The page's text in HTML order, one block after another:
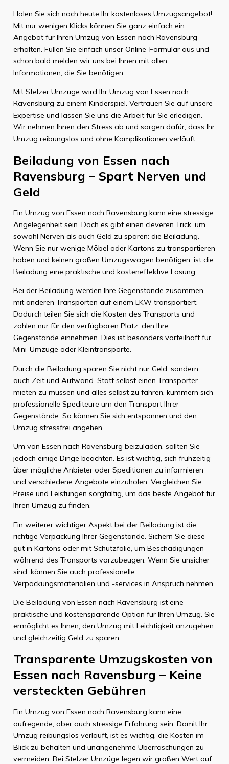
Holen Sie sich noch heute Ihr kostenloses Umzugsangebot!
Mit nur wenigen Klicks können Sie ganz einfach ein
Angebot für Ihren Umzug von Essen nach Ravensburg
erhalten. Füllen Sie einfach unser Online-Formular aus und
schon bald melden wir uns bei Ihnen mit allen
Informationen, die Sie benötigen.
Mit Stelzer Umzüge wird Ihr Umzug von Essen nach
Ravensburg zu einem Kinderspiel. Vertrauen Sie auf unsere
Expertise und lassen Sie uns die Arbeit für Sie erledigen.
Wir nehmen Ihnen den Stress ab und sorgen dafür, dass Ihr
Umzug reibungslos und ohne Komplikationen verläuft.
Beiladung von Essen nach
Ravensburg – Spart Nerven und
Geld
Ein Umzug von Essen nach Ravensburg kann eine stressige
Angelegenheit sein. Doch es gibt einen cleveren Trick, um
sowohl Nerven als auch Geld zu sparen: die Beiladung.
Wenn Sie nur wenige Möbel oder Kartons zu transportieren
haben und keinen großen Umzugswagen benötigen, ist die
Beiladung eine praktische und kosteneffektive Lösung.
Bei der Beiladung werden Ihre Gegenstände zusammen
mit anderen Transporten auf einem LKW transportiert.
Dadurch teilen Sie sich die Kosten des Transports und
zahlen nur für den verfügbaren Platz, den Ihre
Gegenstände einnehmen. Dies ist besonders vorteilhaft für
Mini-Umzüge oder Kleintransporte.
Durch die Beiladung sparen Sie nicht nur Geld, sondern
auch Zeit und Aufwand. Statt selbst einen Transporter
mieten zu müssen und alles selbst zu fahren, kümmern sich
professionelle Spediteure um den Transport Ihrer
Gegenstände. So können Sie sich entspannen und den
Umzug stressfrei angehen.
Um von Essen nach Ravensburg beizuladen, sollten Sie
jedoch einige Dinge beachten. Es ist wichtig, sich frühzeitig
über mögliche Anbieter oder Speditionen zu informieren
und verschiedene Angebote einzuholen. Vergleichen Sie
Preise und Leistungen sorgfältig, um das beste Angebot für
Ihren Umzug zu finden.
Ein weiterer wichtiger Aspekt bei der Beiladung ist die
richtige Verpackung Ihrer Gegenstände. Sichern Sie diese
gut in Kartons oder mit Schutzfolie, um Beschädigungen
während des Transports vorzubeugen. Wenn Sie unsicher
sind, können Sie auch professionelle
Verpackungsmaterialien und -services in Anspruch nehmen.
Die Beiladung von Essen nach Ravensburg ist eine
praktische und kostensparende Option für Ihren Umzug. Sie
ermöglicht es Ihnen, den Umzug mit Leichtigkeit anzugehen
und gleichzeitig Geld zu sparen.
Transparente Umzugskosten von
Essen nach Ravensburg – Keine
versteckten Gebühren
Ein Umzug von Essen nach Ravensburg kann eine
aufregende, aber auch stressige Erfahrung sein. Damit Ihr
Umzug reibungslos verläuft, ist es wichtig, die Kosten im
Blick zu behalten und unangenehme Überraschungen zu
vermeiden. Bei Stelzer Umzüge legen wir großen Wert auf